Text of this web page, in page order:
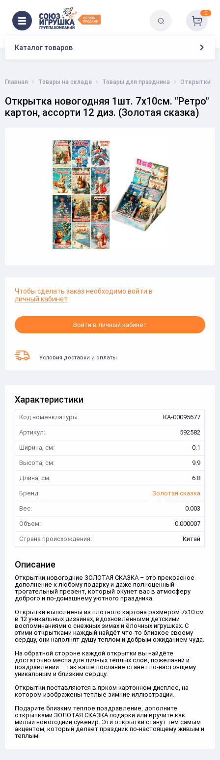
Каталог товаров
0
Главная Товары на складе Товары для праздника Открытки
Открытка новогодняя 1шт. 7х10см. "Ретро"
картон, ассорти 12 диз. (Золотая сказка)
Чтобы сделать заказ необходимо войти в
личный кабинет
Войти в личный кабинет
Условия доставки и оплаты
Характеристики
Код номенклатуры:
КА-00095677
Артикул:
592582
Ширина, см:
0.1
Высота, см:
9.9
Длина, см:
6.8
Бренд:
Золотая сказка
Вес:
0.003
Объем:
0.000007
Страна происхождения:
Китай
Описание
Открытки новогодние ЗОЛОТАЯ СКАЗКА – это прекрасное
дополнение к любому подарку и даже полноценный
трогательный презент, который окунет вас в атмосферу
доброго и по-домашнему уютного праздника.
Открытки выполнены из плотного картона размером 7х10 см
в 12 уникальных дизайнах, вдохновлёнными детскими
воспоминаниями о снежных зимах и ёлочных игрушках. С
этими открытками каждый найдёт что-то близкое своему
сердцу, они наполнят душу теплом и добрым ожиданием чуда.
На обратной стороне каждой открытки вы найдёте
достаточно места для личных тёплых слов, пожеланий и
поздравлений – так ваше послание станет по-настоящему
уникальным и близким сердцу.
Открытки поставляются в ярком картонном дисплее, на
котором изображены теплые зимние иллюстрации.
Подарите близким теплое поздравление, дополните
открытками ЗОЛОТАЯ СКАЗКА подарки или вручите как
милый новогодний сувенир. Эти открытки станут тем самым
акцентом, который делает праздник по-настоящему живым и
теплым!